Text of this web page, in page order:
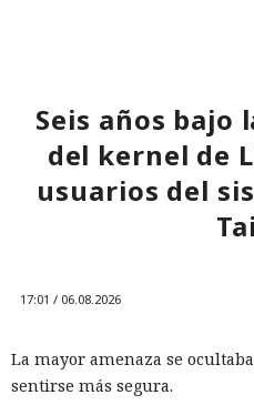
Seis años bajo
del kernel de
usuarios del
17:01 / 06.08.2026
La mayor amenaza se
sentirse más segura.